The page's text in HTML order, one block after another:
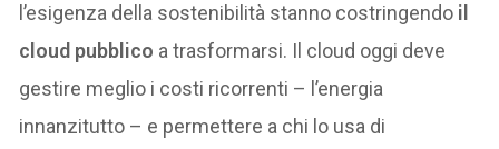
l’esigenza della sostenibilità stanno costringendo il
cloud pubblico a trasformarsi. Il cloud oggi deve
gestire meglio i costi ricorrenti – l’energia
innanzitutto – e permettere a chi lo usa di